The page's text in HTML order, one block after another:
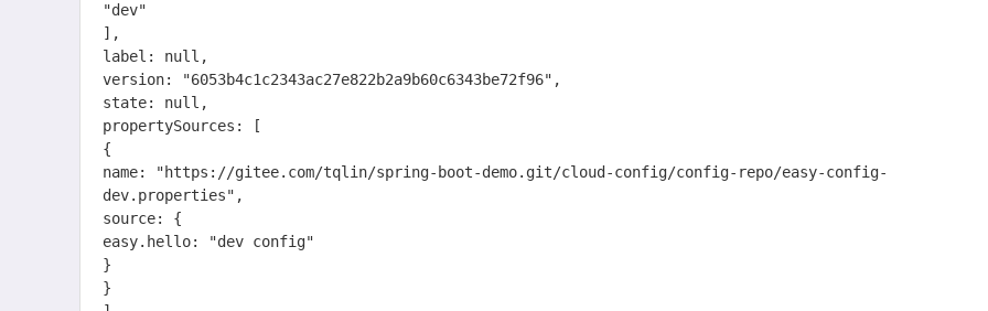
"dev"
],
label: null,
version: "6053b4c1c2343ac27e822b2a9b60c6343be72f96",
state: null,
propertySources: [
{
name: "https://gitee.com/tqlin/spring-boot-demo.git/cloud-config/config-repo/easy-config-
dev.properties",
source: {
easy.hello: "dev config"
}
}